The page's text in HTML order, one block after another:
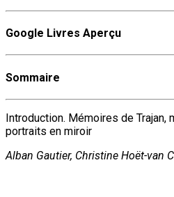
Google Livres Aperçu
Sommaire
Introduction. Mémoires de Trajan,
portraits en miroir
Alban Gautier, Christine Hoët-van